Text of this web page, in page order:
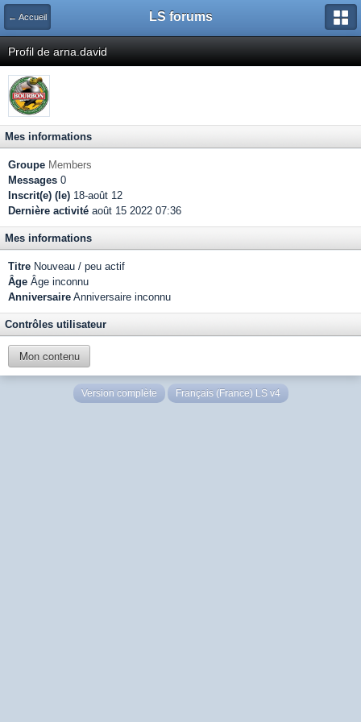
← Accueil LS forums
Profil de arna.david
Mes informations
Groupe Members
Messages 0
Inscrit(e) (le) 18-août 12
Dernière activité août 15 2022 07:36
Mes informations
Titre Nouveau / peu actif
Âge Âge inconnu
Anniversaire Anniversaire inconnu
Contrôles utilisateur
Mon contenu
Version complète Français (France) LS v4